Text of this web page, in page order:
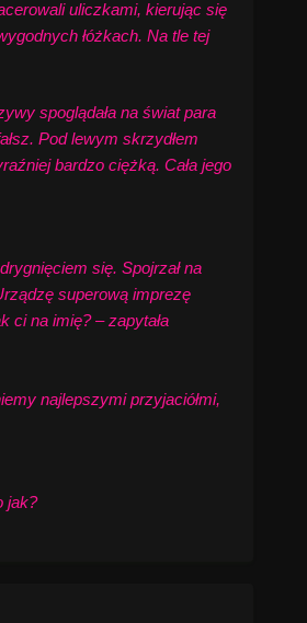
uliczkami, kierując się
łóżkach. Na tle tej
spoglądała na świat para
Pod lewym skrzydłem
bardzo ciężką. Cała jego
się. Spojrzał na
superową imprezę
ci na imię? – zapytała
najlepszymi przyjaciółmi,
jak?